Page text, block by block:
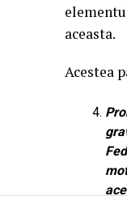
aceasta.
Acestea